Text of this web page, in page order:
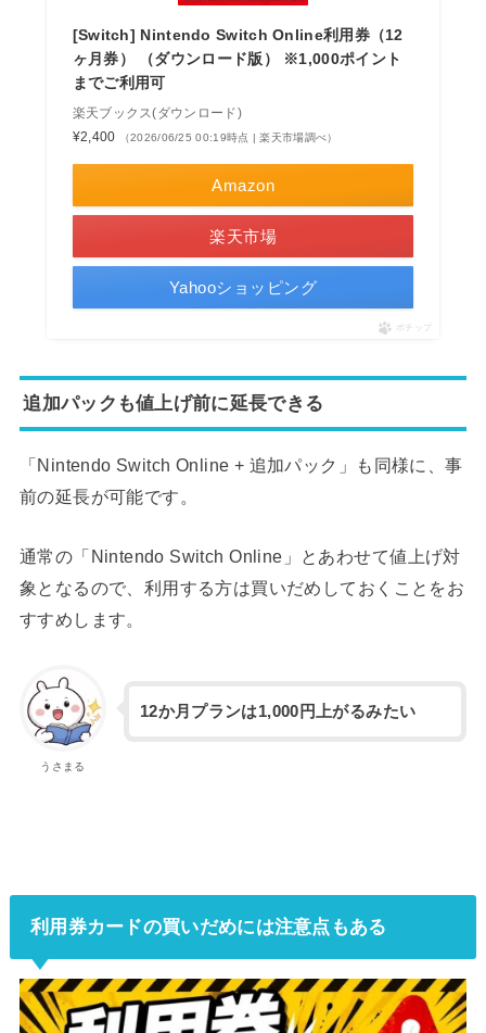
[Switch] Nintendo Switch Online利用券（12
ヶ月券） （ダウンロード版） ※1,000ポイント
までご利用可
楽天ブックス(ダウンロード)
¥2,400
（2026/06/25 00:19時点 | 楽天市場調べ）
Amazon
楽天市場
Yahooショッピング
ポチップ
追加パックも値上げ前に延長できる
「Nintendo Switch Online + 追加パック」も同様に、事
前の延長が可能です。
通常の「Nintendo Switch Online」とあわせて値上げ対
象となるので、利用する方は買いだめしておくことをお
すすめします。
うさまる
12か月プランは1,000円上がるみたい
利用券カードの買いだめには注意点もある